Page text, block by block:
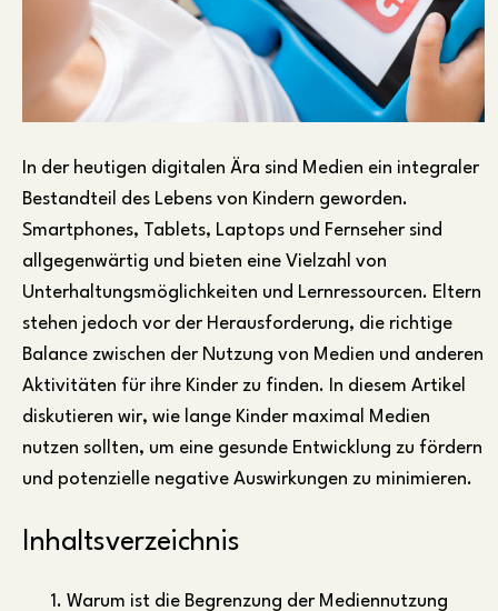
In der heutigen digitalen Ära sind Medien ein integraler
Bestandteil des Lebens von Kindern geworden.
Smartphones, Tablets, Laptops und Fernseher sind
allgegenwärtig und bieten eine Vielzahl von
Unterhaltungsmöglichkeiten und Lernressourcen. Eltern
stehen jedoch vor der Herausforderung, die richtige
Balance zwischen der Nutzung von Medien und anderen
Aktivitäten für ihre Kinder zu finden. In diesem Artikel
diskutieren wir, wie lange Kinder maximal Medien
nutzen sollten, um eine gesunde Entwicklung zu fördern
und potenzielle negative Auswirkungen zu minimieren.
Inhaltsverzeichnis
Warum ist die Begrenzung der Mediennutzung